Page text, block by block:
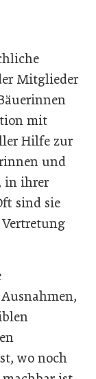
Mitglieder
mit
Hilfe zur
und
in ihrer
sind sie
wo noch